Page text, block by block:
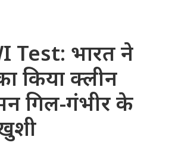
Test: भारत ने
किया क्लीन
गिल-गंभीर के